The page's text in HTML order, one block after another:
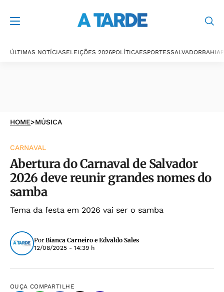
ÚLTIMAS NOTÍCIASELEIÇÕES 2026POLÍTICAESPORTESSALVADORBAHIA
HOME>MÚSICA
CARNAVAL
Abertura do Carnaval de Salvador
2026 deve reunir grandes nomes do
samba
Tema da festa em 2026 vai ser o samba
Por Bianca Carneiro e Edvaldo Sales
12/08/2025 - 14:39 h
OUÇA COMPARTILHE